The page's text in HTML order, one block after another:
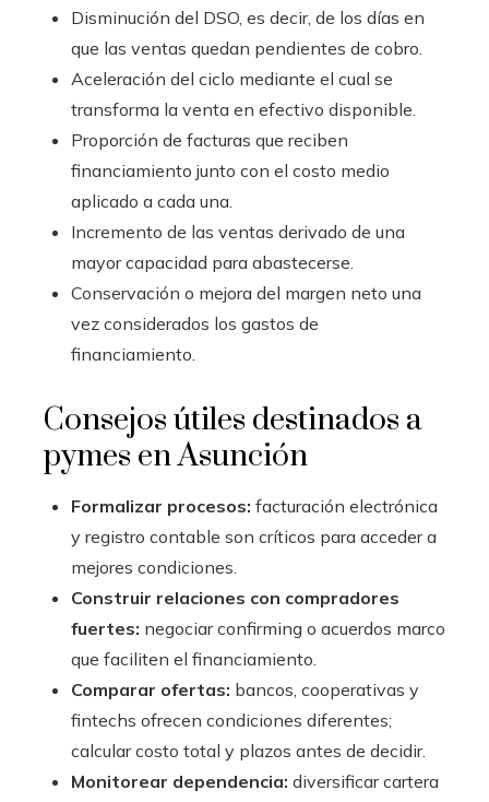
Disminución del DSO, es decir, de los días en
que las ventas quedan pendientes de cobro.
Aceleración del ciclo mediante el cual se
transforma la venta en efectivo disponible.
Proporción de facturas que reciben
financiamiento junto con el costo medio
aplicado a cada una.
Incremento de las ventas derivado de una
mayor capacidad para abastecerse.
Conservación o mejora del margen neto una
vez considerados los gastos de
financiamiento.
Consejos útiles destinados a
pymes en Asunción
Formalizar procesos: facturación electrónica
y registro contable son críticos para acceder a
mejores condiciones.
Construir relaciones con compradores
fuertes: negociar confirming o acuerdos marco
que faciliten el financiamiento.
Comparar ofertas: bancos, cooperativas y
fintechs ofrecen condiciones diferentes;
calcular costo total y plazos antes de decidir.
Monitorear dependencia: diversificar cartera